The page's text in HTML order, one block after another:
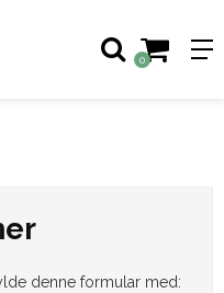
0
denne formular med: